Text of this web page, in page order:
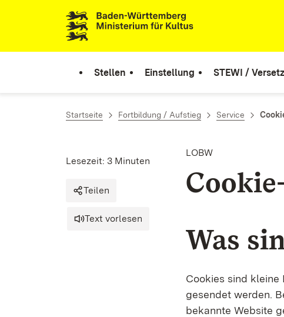
Zum Inhalt springen
Link zur Startseite
Stellen Einstellung STEWI /
Startseite Fortbildung / Aufstieg Service
LOBW
Lesezeit: 3 Minuten
Teilen
Text vorlesen
Was
Cookies sind kleine
gesendet werden.
bekannte Website